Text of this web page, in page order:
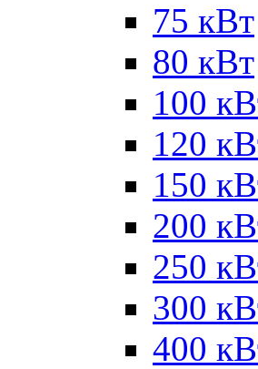
75 кВт
80 кВт
100
120
150
200
250
300
400